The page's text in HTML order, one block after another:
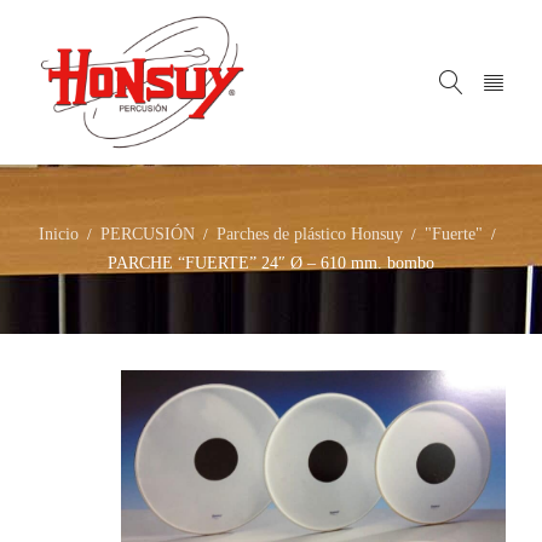
Inicio / PERCUSIÓN / Parches de plástico Honsuy / "Fuerte" /
PARCHE “FUERTE” 24″ Ø – 610 mm. bombo